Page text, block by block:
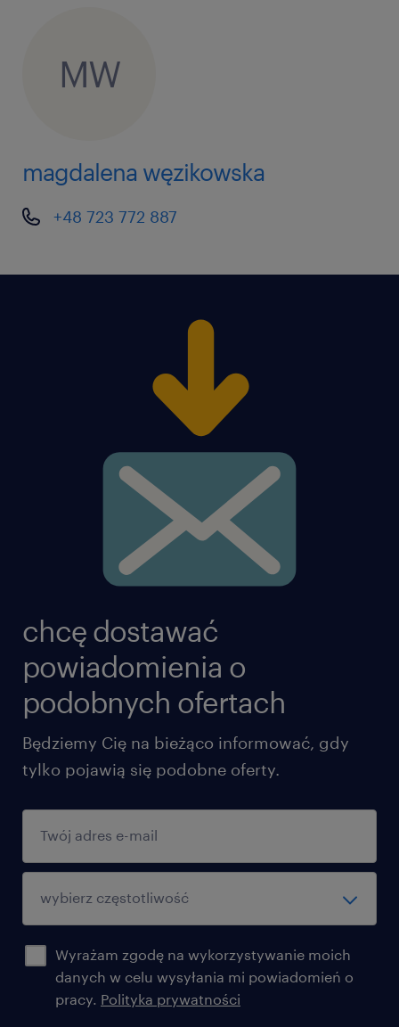
MW
magdalena węzikowska
+48 723 772 887
chcę dostawać
powiadomienia o
podobnych ofertach
Będziemy Cię na bieżąco informować, gdy
tylko pojawią się podobne oferty.
Wyrażam zgodę na wykorzystywanie moich
danych w celu wysyłania mi powiadomień o
pracy. Polityka prywatności